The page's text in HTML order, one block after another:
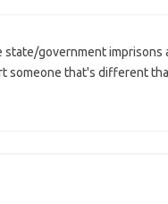
government imprisons
someone that's different